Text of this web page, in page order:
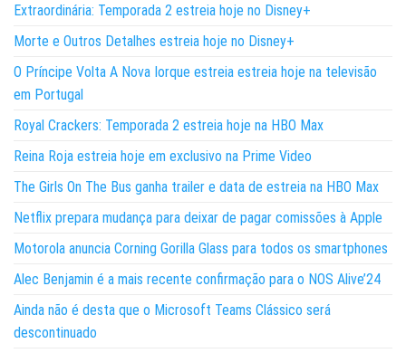
Extraordinária: Temporada 2 estreia hoje no Disney+
Morte e Outros Detalhes estreia hoje no Disney+
O Príncipe Volta A Nova Iorque estreia estreia hoje na televisão
em Portugal
Royal Crackers: Temporada 2 estreia hoje na HBO Max
Reina Roja estreia hoje em exclusivo na Prime Video
The Girls On The Bus ganha trailer e data de estreia na HBO Max
Netflix prepara mudança para deixar de pagar comissões à Apple
Motorola anuncia Corning Gorilla Glass para todos os smartphones
Alec Benjamin é a mais recente confirmação para o NOS Alive’24
Ainda não é desta que o Microsoft Teams Clássico será
descontinuado